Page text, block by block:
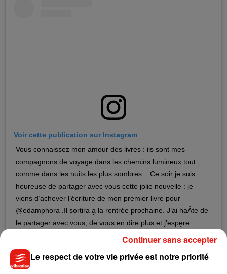
Voir cette publication sur Instagram
Vous connaissez mon amour des livres : ils sont mes
compagnons de voyage dans les chemins lumineux tout
comme dans les nuits les plus sombres... Ce soir je suis
heureuse de partager avec vous cette jolie nouvelle : je
viens d’achever l’écriture de mon premier livre pour
@edamphora .Il sortira a̬ la rentrée prochaine. J’ai haÂte de
le partager avec vous, de vous en dire plus et j’espe̬re
Une publication partagée par �È�È`�R� �È �È��&
Le respect de votre vie privée est notre priorité
Continuer sans accepter